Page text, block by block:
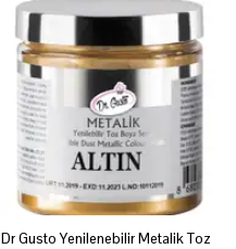
Dr Gusto Yenilenebilir Metalik Toz